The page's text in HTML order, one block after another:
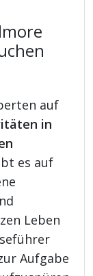
auf
in
es auf
Leben
Aufgabe